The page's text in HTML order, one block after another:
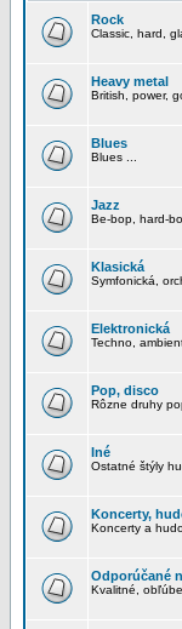
Rock
Classic, hard,
Heavy metal
British, power,
Blues
Blues ...
Jazz
Be-bop, hard-
Klasická
Symfonická,
Elektronická
Techno,
Pop, disco
Rôzne druhy
Iné
Ostatné štýly
Koncerty,
Koncerty a
Odporúčané
Kvalitné,